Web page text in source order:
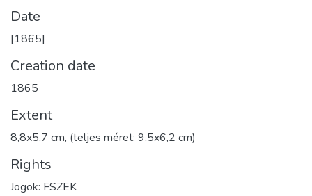
Date
[1865]
Creation date
1865
Extent
8,8x5,7 cm, (teljes méret: 9,5x6,2 cm)
Rights
Jogok: FSZEK